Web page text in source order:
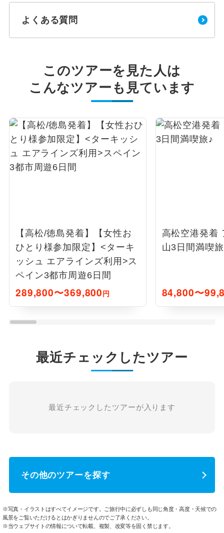
よくある質問
このツアーを見た人は
こんなツアーも見ています
【高松/徳島発着】【女性お
ひとり様参加限定】<ターキ
ッシュ エアラインズ利用>ス
ペイン3都市周遊6日間
289,800〜369,800円
高松空港発着
山3日間満喫
84,800〜
最近チェックしたツアー
最近チェックしたツアーが入ります
その他のツアーを探す
※写真・イラストはすべてイメージです。ご旅行中に必ずしも同じ角度・高度・天候での
風景をご覧いただけるとはかぎりませんのでご了承ください。
※当ウェブサイトの情報について転載、複製、改変等を固く禁じます。